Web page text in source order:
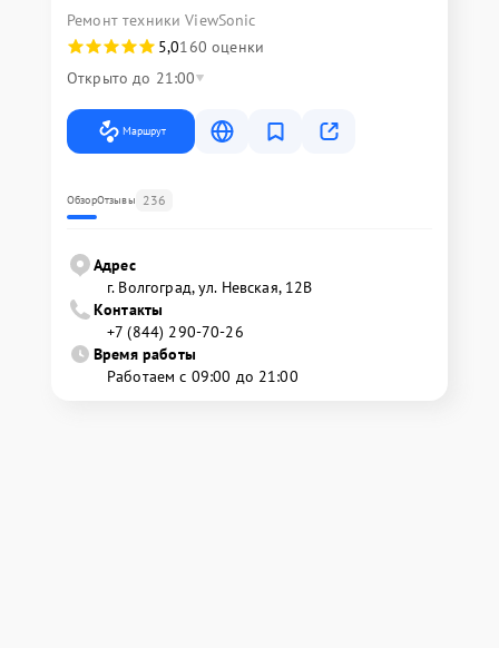
Ремонт техники ViewSonic
5,0160 оценки
Открыто до 21:00
Маршрут
ОбзорОтзывы 236
Адрес
г. Волгоград, ул. Невская, 12В
Контакты
+7 (844) 290-70-26
Время работы
Работаем с 09:00 до 21:00